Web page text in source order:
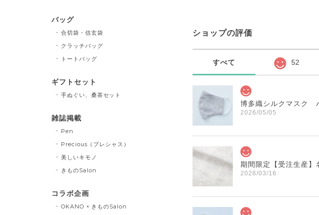
ショップの評価
すべて 52
博多織シルクマスク
2026/05/05
期間限定【受注生産
2026/03/16
バッグ
合切袋・信玄袋
クラッチバッグ
トートバッグ
ギフトセット
手ぬぐい、桑茶セット
雑誌掲載
Pen
Precious（プレシャス）
美しいキモノ
きものSalon
コラボ企画
OKANO × きものSalon